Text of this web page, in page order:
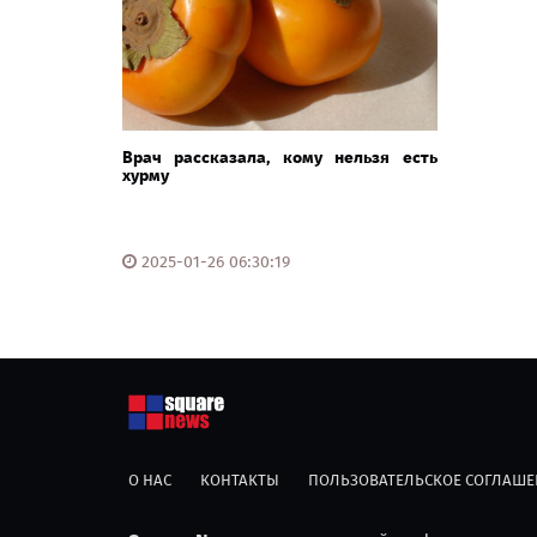
Врач рассказала, кому нельзя есть
хурму
2025-01-26 06:30:19
О НАС КОНТАКТЫ ПОЛЬЗОВАТЕЛЬСКОЕ